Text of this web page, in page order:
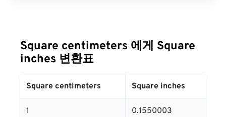
Square centimeters 에게 Square
inches 변환표
Square centimeters Square inches
1 0.1550003